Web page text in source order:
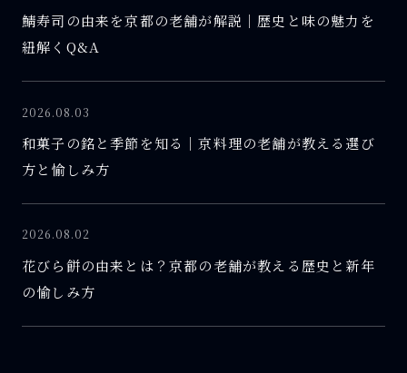
鯖寿司の由来を京都の老舗が解説｜歴史と味の魅力を
紐解くQ&A
2026.08.03
和菓子の銘と季節を知る｜京料理の老舗が教える選び
方と愉しみ方
2026.08.02
花びら餅の由来とは？京都の老舗が教える歴史と新年
の愉しみ方